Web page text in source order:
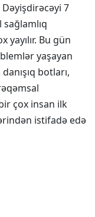
7
Bu gün
yaşayan
botları,
çox insan ilk
istifadə edə